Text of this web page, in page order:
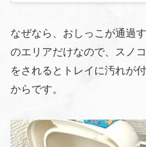
なぜなら、おしっこが通過
のエリアだけなので、スノ
をされるとトレイに汚れが
からです。